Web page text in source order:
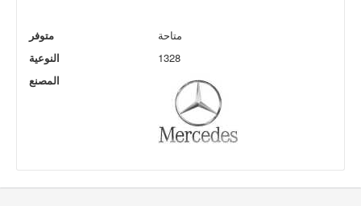
متوفر
متاحة
النوعية
1328
المصنع